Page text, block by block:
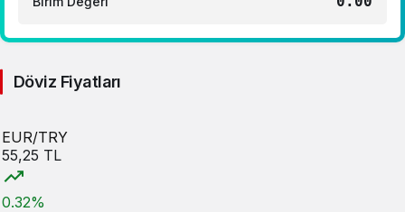
Döviz Fiyatları
EUR/TRY
55,25 TL
0.32%